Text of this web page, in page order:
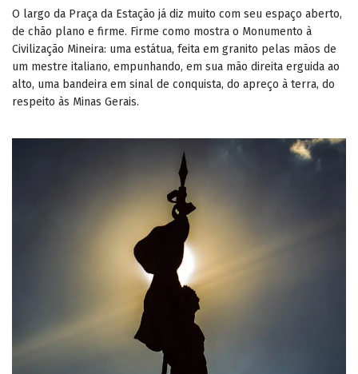
O largo da Praça da Estação já diz muito com seu espaço aberto,
de chão plano e firme. Firme como mostra o Monumento à
Civilização Mineira: uma estátua, feita em granito pelas mãos de
um mestre italiano, empunhando, em sua mão direita erguida ao
alto, uma bandeira em sinal de conquista, do apreço à terra, do
respeito às Minas Gerais.